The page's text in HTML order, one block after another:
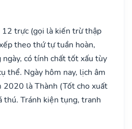
12 trực (gọi là kiến trừ thập
theo thứ tự tuần hoàn,
có tính chất tốt xấu tùy
thể. Ngày hôm nay, lịch âm
2020 là Thành (Tốt cho xuất
thú. Tránh kiện tụng, tranh